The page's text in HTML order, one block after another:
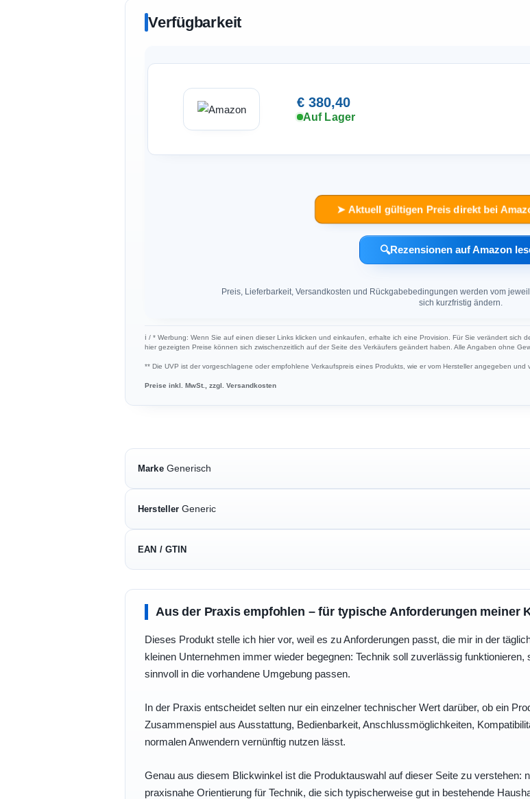
Verfügbarkeit
€ 380,40
Auf Lager
➤ Aktuell gültigen Preis direkt bei
🔍Rezensionen auf Amazon
Preis, Lieferbarkeit, Versandkosten und Rückgabebedingungen werden vom
sich kurzfristig ändern.
ℹ︎ / * Werbung: Wenn Sie auf einen dieser Links klicken und einkaufen, erhalte ich eine Provision. Für Sie verändert sich
hier gezeigten Preise können sich zwischenzeitlich auf der Seite des Verkäufers geändert haben. Alle Angaben ohne
** Die UVP ist der vorgeschlagene oder empfohlene Verkaufspreis eines Produkts, wie er vom Hersteller angegeben und
Preise inkl. MwSt., zzgl. Versandkosten
Marke Generisch
Hersteller Generic
EAN / GTIN
Aus der Praxis empfohlen – für typische Anforderungen meiner
Dieses Produkt stelle ich hier vor, weil es zu Anforderungen passt, die mir in der
kleinen Unternehmen immer wieder begegnen: Technik soll zuverlässig
sinnvoll in die vorhandene Umgebung passen.
In der Praxis entscheidet selten nur ein einzelner technischer Wert darüber, ob ein
Zusammenspiel aus Ausstattung, Bedienbarkeit, Anschlussmöglichkeiten,
normalen Anwendern vernünftig nutzen lässt.
Genau aus diesem Blickwinkel ist die Produktauswahl auf dieser Seite zu verstehen:
praxisnahe Orientierung für Technik, die sich typischerweise gut in bestehende